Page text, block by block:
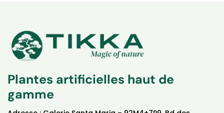
Plantes artificielles haut de
gamme